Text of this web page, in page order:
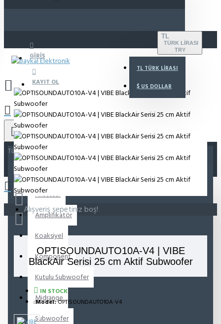
GIRIŞ
KAYIT OL
TL
TÜRK LIRASI
TRY
TL TÜRK LIRASI
$ US DOLLAR
Tümü
Tümü
Aksesuar
Amplifikatör
Koaksiyel
Komponent
Kutulu Subwoofer
Midrange
Subwoofer
Alışveriş sepetiniz boş!
OPTISOUNDAUTO10A-V4 | VIBE
BlackAir Serisi 25 cm Aktif Subwoofer
IN STOCK
Model:OPTISOUNDAUTO10A-V4